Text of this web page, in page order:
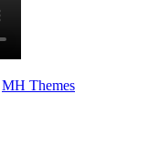
MH Themes